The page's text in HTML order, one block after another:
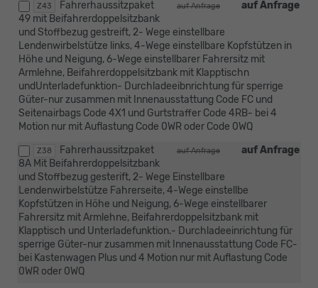
Z43 auf Anfrage
auf Anfrage
Fahrerhaussitzpaket
49 mit Beifahrerdoppelsitzbank
und Stoffbezug gestreift, 2- Wege einstellbare
Lendenwirbelstütze links, 4-Wege einstellbare Kopfstützen in
Höhe und Neigung, 6-Wege einstellbarer Fahrersitz mit
Armlehne, Beifahrerdoppelsitzbank mit Klapptischn
undUnterladefunktion- Durchladeeibnrichtung für sperrige
Güter-nur zusammen mit Innenausstattung Code FC und
Seitenairbags Code 4X1 und Gurtstraffer Code 4RB- bei 4
Motion nur mit Auflastung Code 0WR oder Code 0WQ
Z38 auf Anfrage
auf Anfrage
Fahrerhaussitzpaket
8A Mit Beifahrerdoppelsitzbank
und Stoffbezug gesterift, 2- Wege Einstellbare
Lendenwirbelstütze Fahrerseite, 4-Wege einstellbe
Kopfstützen in Höhe und Neigung, 6-Wege einstellbarer
Fahrersitz mit Armlehne, Beifahrerdoppelsitzbank mit
Klapptisch und Unterladefunktion.- Durchladeeinrichtung für
sperrige Güter-nur zusammen mit Innenausstattung Code FC-
bei Kastenwagen Plus und 4 Motion nur mit Auflastung Code
0WR oder 0WQ